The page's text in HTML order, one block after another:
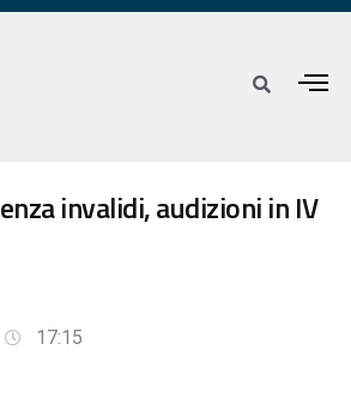
invalidi, audizioni in IV
17:15